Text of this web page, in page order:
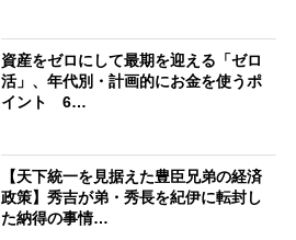
資産をゼロにして最期を迎える「ゼロ
活」、年代別・計画的にお金を使うポ
イント 6…
【天下統一を見据えた豊臣兄弟の経済
政策】秀吉が弟・秀長を紀伊に転封し
た納得の事情…